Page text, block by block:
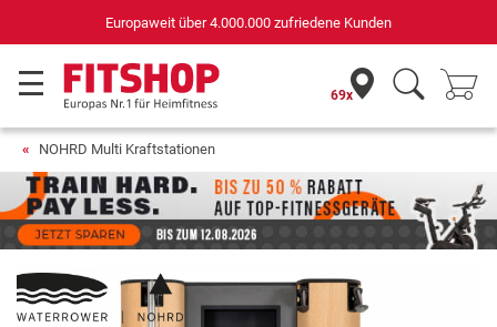
für Sportgeräte (n-tv+DISQ 2016-2024)
69x
NOHRD Multi Kraftstationen